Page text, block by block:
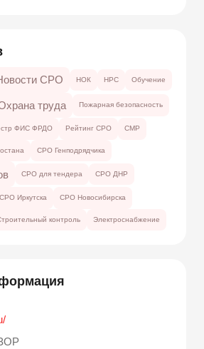
СРО НОК НРС Обучение
труда Пожарная безопасность
ФИС ФРДО Рейтинг СРО СМР
СРО Генподрядчика
СРО для тендера СРО ДНР
СРО Иркутска СРО Новосибирска
контроль Электроснабжение